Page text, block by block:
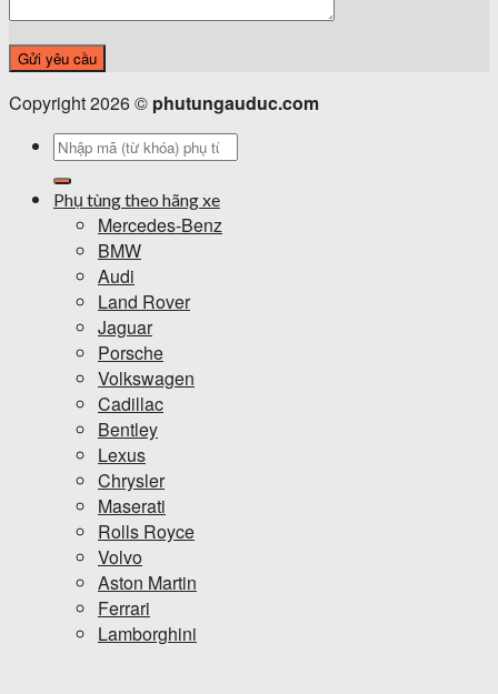
Copyright 2026 © phutungauduc.com
Tìm
Phụ tùng theo hãng xe
Mercedes-Benz
BMW
Audi
Land Rover
Jaguar
Porsche
Volkswagen
Cadillac
Bentley
Lexus
Chrysler
Maserati
Rolls Royce
Volvo
Aston Martin
Ferrari
Lamborghini